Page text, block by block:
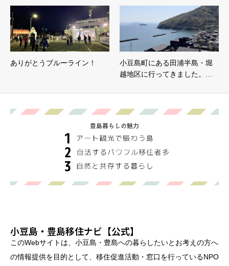
ありがとうブルーライン！
小豆島町にある田浦半島・堀
越地区に行ってきました。…
小豆島・豊島移住ナビ【公式】
このWebサイトは、小豆島・豊島への暮らしたいとお考えの方へ
の情報提供を目的として、移住促進活動・窓口を行っているNPO